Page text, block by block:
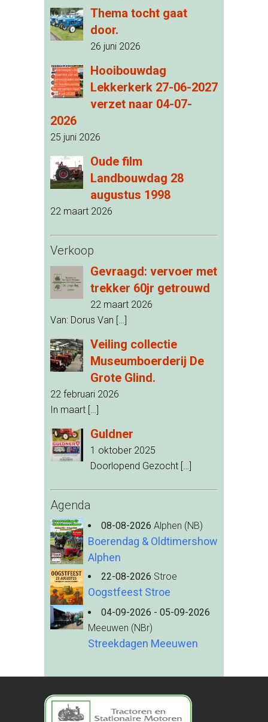
Thema tocht gaat
door.
26 juni 2026
Hooibouwdag
Lekkerkerk 27-06-2027
verzet naar 04-07-
2026
25 juni 2026
Oude film
Landbouwdag 28
augustus 1998
22 maart 2026
Verkoop
Gevraagd: vervoer met
trekker 60jr getrouwd
22 maart 2026
Van: Dorus Van […]
Veiling collectie
Museumboerderij De
Grote Glind.
22 februari 2026
In maart […]
Guldner
1 oktober 2025
Doorlopend Gezocht […]
Agenda
08-08-2026 Alphen (NB)
Boerendag & Oldtimershow
Alphen
22-08-2026 Stroe
Oogstfeest Stroe
04-09-2026 - 05-09-2026
Meeuwen (NBr)
Streekdagen Meeuwen